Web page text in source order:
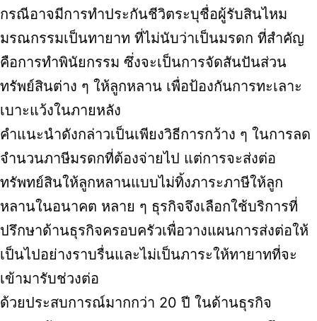
กรณีอาจมีการทำประกันชีวิตระบุชื่อผู้รับสินไหม
มรณกรรมเป็นทายาท ที่ไม่นับว่าเป็นมรดก ที่สำคัญ
คือการทำพินัยกรรม ซึ่งจะเป็นการจัดสันปันส่วน
ทรัพย์สินต่าง ๆ ให้ลูกหลาน เพื่อป้องกันการทะเลาะ
เบาะแว้งในภายหลัง
คำแนะนำดังกล่าวเป็นเพียงวิธีการกว้าง ๆ ในการลด
จำนวนภาษีมรดกที่ต้องจ่ายไป แต่การจะส่งต่อ
ทรัพทย์สินให้ลูกหลานแบบไม่ทิ้งภาระภาษีให้ลูก
หลานในอนาคต หลาย ๆ ธุรกิจจึงเลือกใช้บริการที่
ปรึกษาด้านธุรกิจครอบครัวเพื่อวางแผนการส่งต่อให้
เป็นไปอย่างราบรื่นและไม่เป็นภาระให้ทายาทที่จะ
เข้ามารับช่วงต่อ
ด้วยประสบการณ์มากกว่า 20 ปี ในด้านธุรกิจ